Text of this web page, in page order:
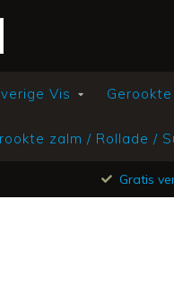
Vis Gerookte
zalm / Rollade /
Gratis